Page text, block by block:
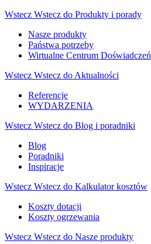
Wstecz Wstecz do Produkty i porady
Nasze produkty
Państwa potrzeby
Wirtualne Centrum Doświadczeń
Wstecz Wstecz do Aktualności
Referencje
WYDARZENIA
Wstecz Wstecz do Blog i poradniki
Blog
Poradniki
Inspiracje
Wstecz Wstecz do Kalkulator kosztów
Koszty dotacji
Koszty ogrzewania
Wstecz Wstecz do Nasze produkty